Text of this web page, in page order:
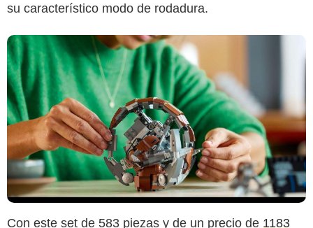
su característico modo de rodadura.
Con este set de 583 piezas y de un precio de 1183